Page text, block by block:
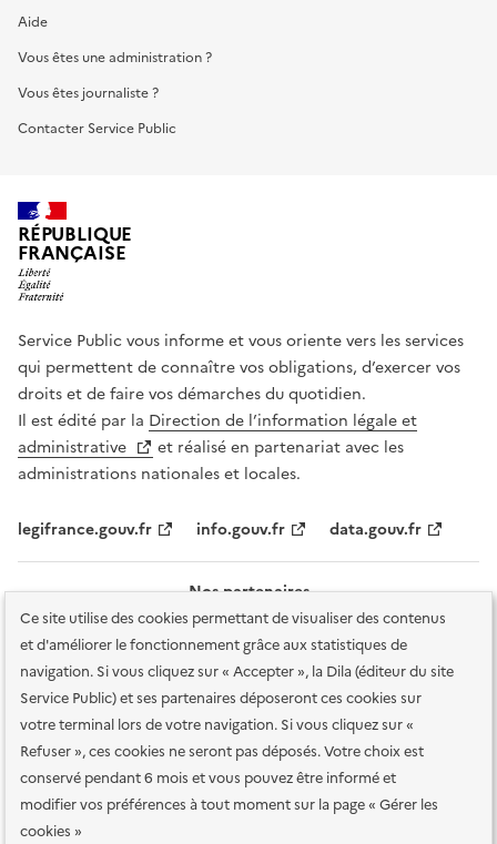
Ce site utilise des cookies permettant de visualiser des contenus
et d'améliorer le fonctionnement grâce aux statistiques de
navigation. Si vous cliquez sur « Accepter », la Dila (éditeur du site
Service Public) et ses partenaires déposeront ces cookies sur
votre terminal lors de votre navigation. Si vous cliquez sur «
Refuser », ces cookies ne seront pas déposés. Votre choix est
conservé pendant 6 mois et vous pouvez être informé et
modifier vos préférences à tout moment sur la page « Gérer les
cookies »
Aide
Vous êtes une administration ?
Vous êtes journaliste ?
Contacter Service Public
RÉPUBLIQUE
FRANÇAISE
Service Public vous informe et vous oriente vers les services
qui permettent de connaître vos obligations, d’exercer vos
droits et de faire vos démarches du quotidien.
Il est édité par la Direction de l’information légale et
administrative
et réalisé en partenariat avec les
administrations nationales et locales.
legifrance.gouv.fr info.gouv.fr data.gouv.fr
Nos partenaires
Plan du site Accessibilité : totalement conforme
Accessibilité des
services en ligne Mentions légales Données personnelles et sécurité
Conditions générales d'utilisation Gestion des cookies